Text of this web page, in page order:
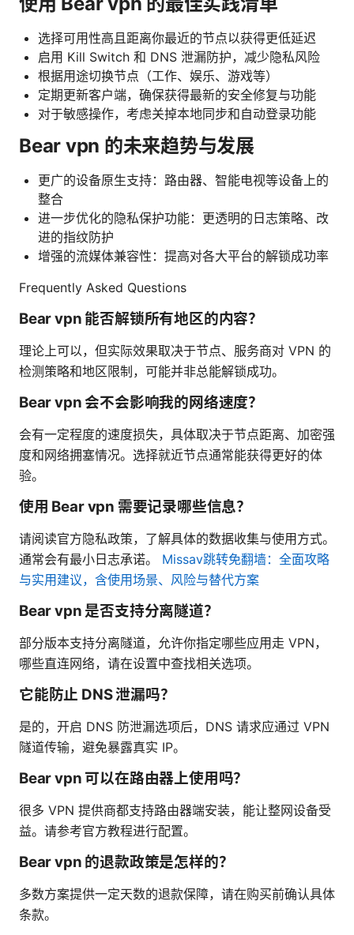
选择可用性高且距离你最近的节点以获得更低延迟
启用 Kill Switch 和 DNS 泄漏防护，减少隐私风险
根据用途切换节点（工作、娱乐、游戏等）
定期更新客户端，确保获得最新的安全修复与功能
对于敏感操作，考虑关掉本地同步和自动登录功能
Bear vpn 的未来趋势与发展
更广的设备原生支持：路由器、智能电视等设备上的
整合
进一步优化的隐私保护功能：更透明的日志策略、改
进的指纹防护
增强的流媒体兼容性：提高对各大平台的解锁成功率
Frequently Asked Questions
Bear vpn 能否解锁所有地区的内容？
理论上可以，但实际效果取决于节点、服务商对 VPN 的
检测策略和地区限制，可能并非总能解锁成功。
Bear vpn 会不会影响我的网络速度？
会有一定程度的速度损失，具体取决于节点距离、加密强
度和网络拥塞情况。选择就近节点通常能获得更好的体
验。
使用 Bear vpn 需要记录哪些信息？
请阅读官方隐私政策，了解具体的数据收集与使用方式。
通常会有最小日志承诺。 Missav跳转免翻墙：全面攻略
与实用建议，含使用场景、风险与替代方案
Bear vpn 是否支持分离隧道？
部分版本支持分离隧道，允许你指定哪些应用走 VPN，
哪些直连网络，请在设置中查找相关选项。
它能防止 DNS 泄漏吗？
是的，开启 DNS 防泄漏选项后，DNS 请求应通过 VPN
隧道传输，避免暴露真实 IP。
Bear vpn 可以在路由器上使用吗？
很多 VPN 提供商都支持路由器端安装，能让整网设备受
益。请参考官方教程进行配置。
Bear vpn 的退款政策是怎样的？
多数方案提供一定天数的退款保障，请在购买前确认具体
条款。